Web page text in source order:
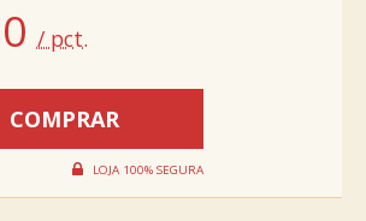
/ pct.